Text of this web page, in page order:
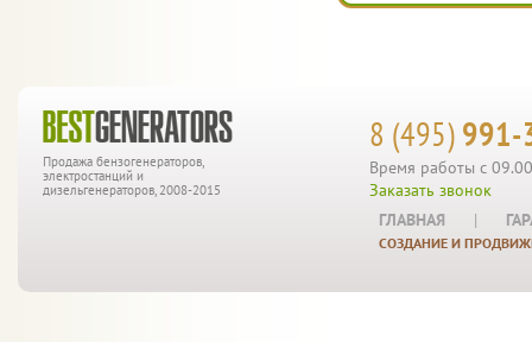
Продажа бензогенераторов,
электростанций и
дизельгенераторов, 2008-2015
8 (495)
Время работы с
Заказать звонок
ГЛАВНАЯ
|
СОЗДАНИЕ И